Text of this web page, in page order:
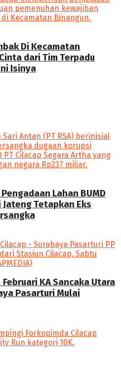
Di Kecamatan
dari Tim Terpadu
Isinya
Lahan BUMD
Tetapkan Eks
KA Sancaka Utara
Pasarturi Mulai